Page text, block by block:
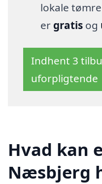
lokale
er gratisog
Indhent 3
uforpligtende
Hvad kan
Næsbjerg